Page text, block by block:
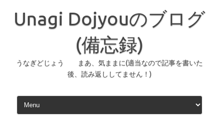
ン
プ
Unagi Dojyouのブログ
(備忘録)
うなぎどじょう まあ、気ままに(適当なので記事を書いた
後、読み返ししてません！)